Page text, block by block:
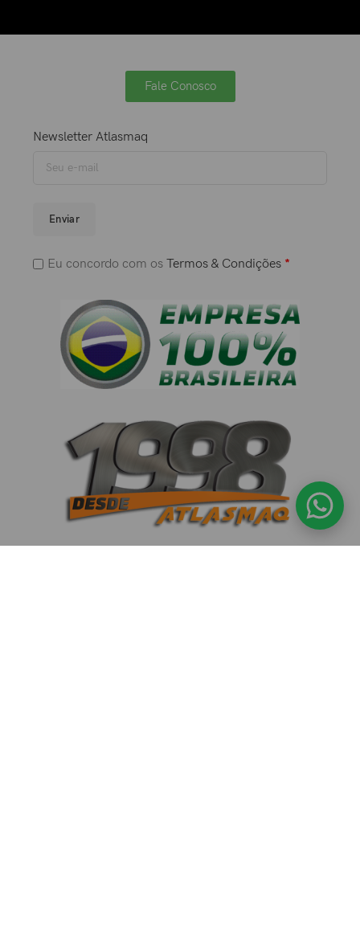
Fale Conosco
Newsletter Atlasmaq
Enviar
Eu concordo com osTermos & Condições *